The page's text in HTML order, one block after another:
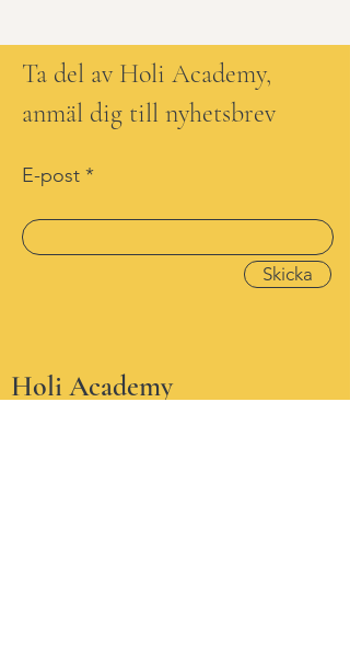
Ta del av Holi Academy,
anmäl dig till nyhetsbrev
E-post
Skicka
Holi Academy